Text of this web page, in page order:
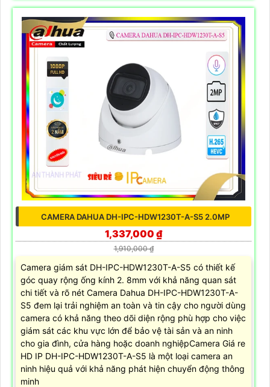
CAMERA DAHUA DH-IPC-HDW1230T-A-S5 2.0MP
1,337,000 ₫
1,910,000 ₫
Camera giám sát DH-IPC-HDW1230T-A-S5 có thiết kế
góc quay rộng ống kính 2. 8mm với khả năng quan sát
chi tiết và rõ nét Camera Dahua DH-IPC-HDW1230T-A-
S5 đem lại trải nghiệm an toàn và tin cậy cho người dùng
camera có khả năng theo dõi diện rộng phù hợp cho việc
giám sát các khu vực lớn để bảo vệ tài sản và an ninh
cho gia đình, cửa hàng hoặc doanh nghiệpCamera Giá re
HD IP DH-IPC-HDW1230T-A-S5 là một loại camera an
ninh hiệu quả với khả năng phát hiện chuyển động thông
minh